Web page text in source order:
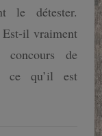
le détester.
Est-il vraiment
de
ce qu’il est